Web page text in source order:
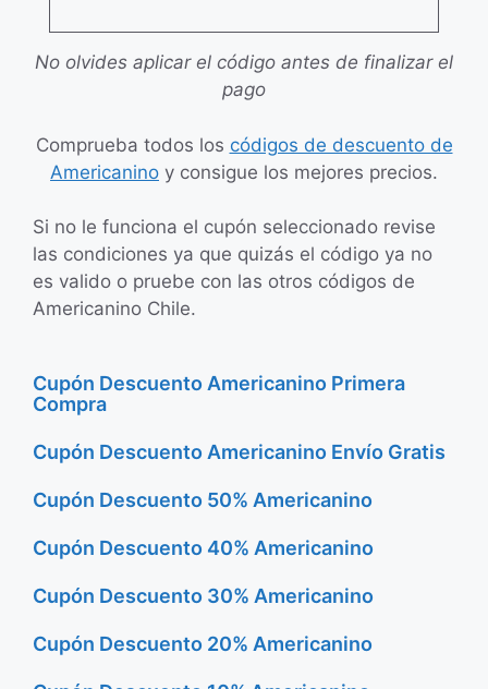
No olvides aplicar el código antes de finalizar el
pago
Comprueba todos los códigos de descuento de
Americanino y consigue los mejores precios.
Si no le funciona el cupón seleccionado revise
las condiciones ya que quizás el código ya no
es valido o pruebe con las otros códigos de
Americanino Chile.
Cupón Descuento Americanino Primera
Compra
Cupón Descuento Americanino Envío Gratis
Cupón Descuento 50% Americanino
Cupón Descuento 40% Americanino
Cupón Descuento 30% Americanino
Cupón Descuento 20% Americanino